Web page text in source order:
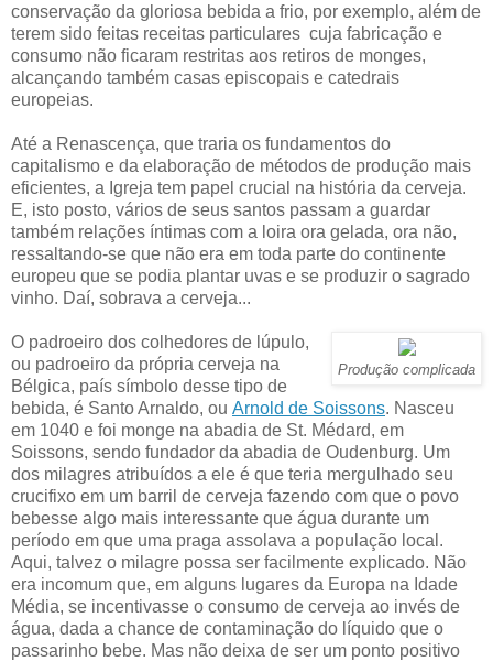
conservação da gloriosa bebida a frio, por exemplo, além de
terem sido feitas receitas particulares cuja fabricação e
consumo não ficaram restritas aos retiros de monges,
alcançando também casas episcopais e catedrais
europeias.
Até a Renascença, que traria os fundamentos do
capitalismo e da elaboração de métodos de produção mais
eficientes, a Igreja tem papel crucial na história da cerveja.
E, isto posto, vários de seus santos passam a guardar
também relações íntimas com a loira ora gelada, ora não,
ressaltando-se que não era em toda parte do continente
europeu que se podia plantar uvas e se produzir o sagrado
vinho. Daí, sobrava a cerveja...
Produção complicada
O padroeiro dos colhedores de lúpulo,
ou padroeiro da própria cerveja na
Bélgica, país símbolo desse tipo de
bebida, é Santo Arnaldo, ou Arnold de Soissons. Nasceu
em 1040 e foi monge na abadia de St. Médard, em
Soissons, sendo fundador da abadia de Oudenburg. Um
dos milagres atribuídos a ele é que teria mergulhado seu
crucifixo em um barril de cerveja fazendo com que o povo
bebesse algo mais interessante que água durante um
período em que uma praga assolava a população local.
Aqui, talvez o milagre possa ser facilmente explicado. Não
era incomum que, em alguns lugares da Europa na Idade
Média, se incentivasse o consumo de cerveja ao invés de
água, dada a chance de contaminação do líquido que o
passarinho bebe. Mas não deixa de ser um ponto positivo